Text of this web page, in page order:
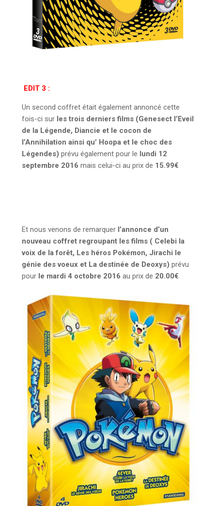
EDIT 3 :
Un second coffret était également annoncé cette
fois-ci sur les trois derniers films (Genesect l’Eveil
de la Légende, Diancie et le cocon de
l’Annihilation ainsi qu’ Hoopa et le choc des
Légendes) prévu également pour le lundi 12
septembre 2016 mais celui-ci au prix de 15.99€
Et nous venons de remarquer l’annonce d’un
nouveau coffret regroupant les films ( Celebi la
voix de la forêt, Les héros Pokémon, Jirachi le
génie des voeux et La destinée de Deoxys) prévu
pour le mardi 4 octobre 2016 au prix de 20.00€